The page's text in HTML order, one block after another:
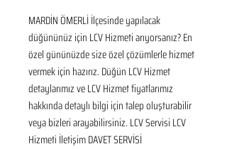
MARDİN ÖMERLİ İlçesinde yapılacak
düğününüz için LCV Hizmeti arıyorsanız? En
özel gününüzde size özel çözümlerle hizmet
vermek için hazırız. Düğün LCV Hizmet
detaylarımız ve LCV Hizmet fiyatlarımız
hakkında detaylı bilgi için talep oluşturabilir
veya bizleri arayabilirsiniz. LCV Servisi LCV
Hizmeti İletişim DAVET SERVİSİ